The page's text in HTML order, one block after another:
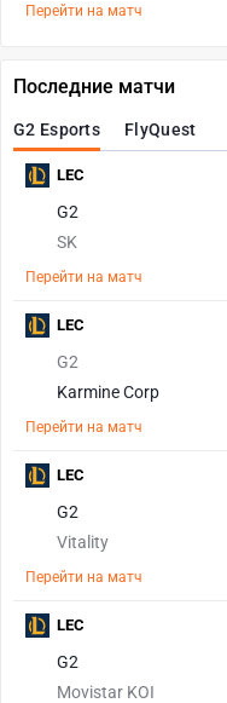
Перейти на матч
Последние матчи
G2 Esports FlyQuest
G2
SK
Перейти на матч
LEC
G2
Karmine Corp
Перейти на матч
LEC
G2
Vitality
Перейти на матч
LEC
G2
Movistar KOI
LEC